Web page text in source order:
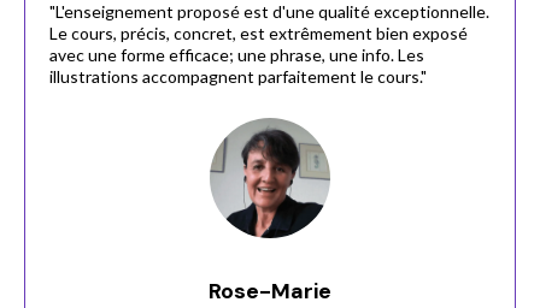
"L'enseignement proposé est d'une qualité exceptionnelle.
Le cours, précis, concret, est extrêmement bien exposé
avec une forme efficace; une phrase, une info. Les
illustrations accompagnent parfaitement le cours."
Rose-Marie